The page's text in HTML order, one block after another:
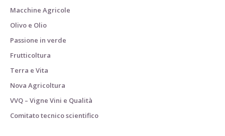
Macchine Agricole
Olivo e Olio
Passione in verde
Frutticoltura
Terra e Vita
Nova Agricoltura
VVQ – Vigne Vini e Qualità
Comitato tecnico scientifico